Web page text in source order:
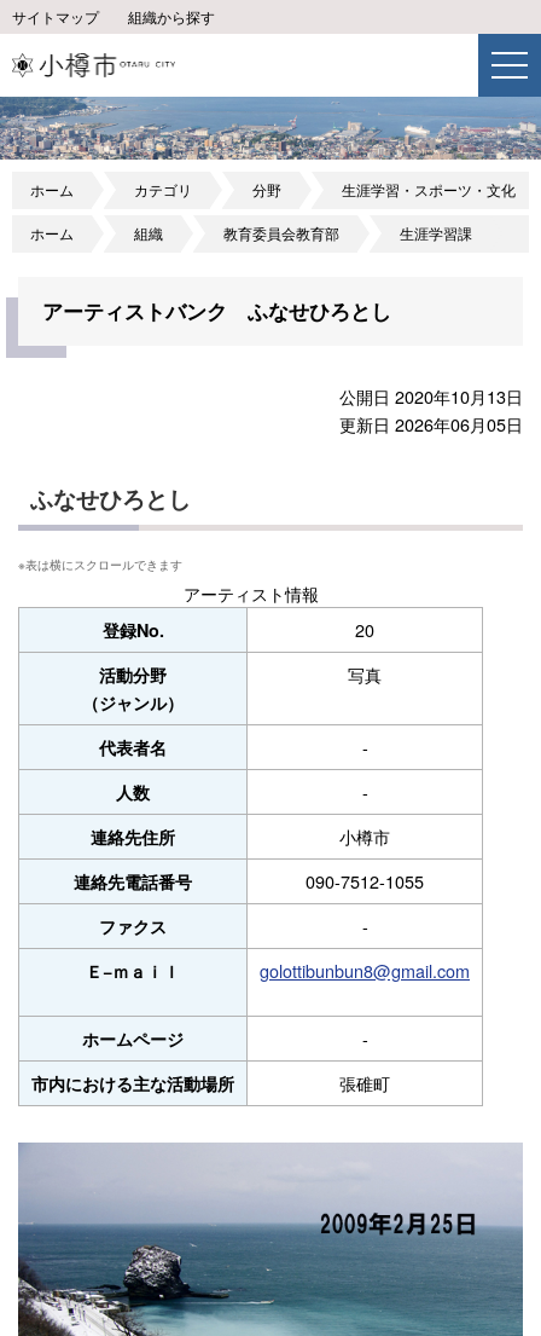
サイトマップ 組織から探す
ホーム カテゴリ 分野 生涯学習・スポーツ・文化
ホーム 組織 教育委員会教育部 生涯学習課
アーティストバンク ふなせひろとし
公開日 2020年10月13日
更新日 2026年06月05日
ふなせひろとし
アーティスト情報
登録No. 20
活動分野
（ジャンル）
写真
代表者名 -
人数 -
連絡先住所 小樽市
連絡先電話番号 090-7512-1055
ファクス -
Ｅ−ｍａｉｌ golottibunbun8@gmail.com
ホームページ -
市内における主な活動場所 張碓町